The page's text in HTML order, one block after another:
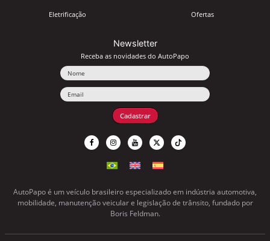
Eletrificação Ofertas
Newsletter
Receba as novidades do AutoPapo
Cadastrar
AutoPapo é um veículo brasileiro especializado em indústria automotiva,
mobilidade, manutenção veicular e legislação de trânsito, fundado por
Boris Feldman.